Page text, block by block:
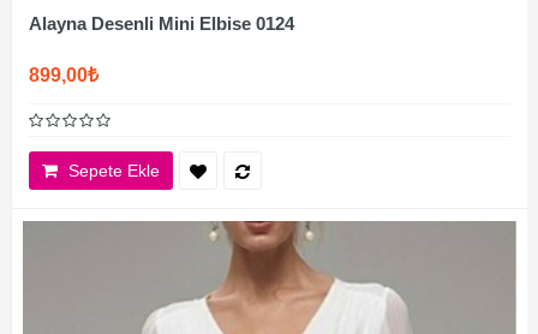
Alayna Desenli Mini Elbise 0124
899,00₺
Sepete Ekle